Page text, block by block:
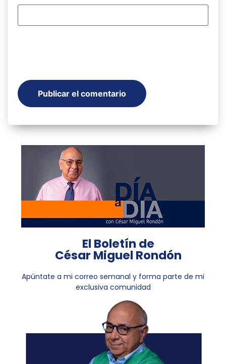
El Boletín de
César Miguel Rondón
Apúntate a mi correo semanal y forma parte de mi
exclusiva comunidad